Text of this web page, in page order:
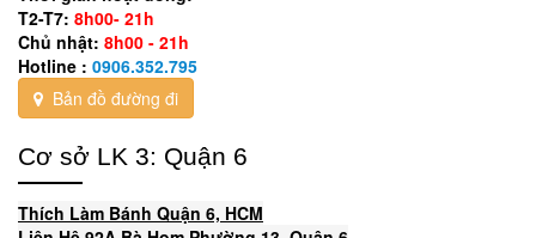
T2-T7: 8h00- 21h
Chủ nhật: 8h00 - 21h
Hotline : 0906.352.795
Bản đồ đường đi
Cơ sở LK 3: Quận 6
Thích Làm Bánh Quận 6, HCM